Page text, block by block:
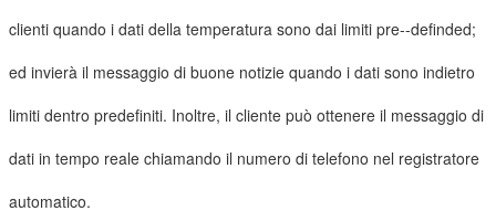
clienti quando i dati della temperatura sono dai limiti pre--definded;
ed invierà il messaggio di buone notizie quando i dati sono indietro
limiti dentro predefiniti. Inoltre, il cliente può ottenere il messaggio di
dati in tempo reale chiamando il numero di telefono nel registratore
automatico.